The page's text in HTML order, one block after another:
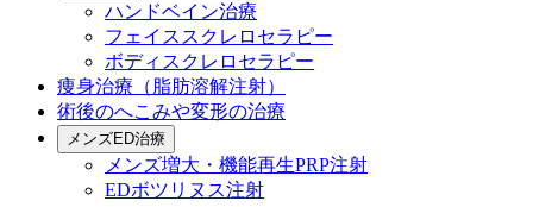
ハンドベイン治療
フェイススクレロセラピー
ボディスクレロセラピー
痩身治療（脂肪溶解注射）
術後のへこみや変形の治療
メンズED治療
メンズ増大・機能再生PRP注射
EDボツリヌス注射